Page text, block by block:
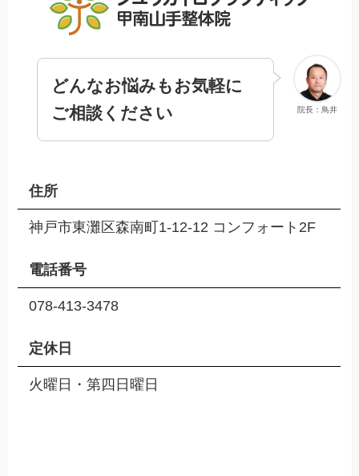
院長：鳥井
どんなお悩みもお気軽に
ご相談ください
住所
神戸市東灘区森南町1-12-12 コンフォート2F
電話番号
078-413-3478
定休日
火曜日・第四日曜日